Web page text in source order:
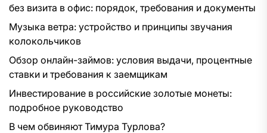
без визита в офис: порядок, требования и документы
Музыка ветра: устройство и принципы звучания
колокольчиков
Обзор онлайн-займов: условия выдачи, процентные
ставки и требования к заемщикам
Инвестирование в российские золотые монеты:
подробное руководство
В чем обвиняют Тимура Турлова?